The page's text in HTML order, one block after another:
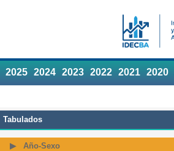
2025 2024 2023 2022 2021 2020
Tabulados
Año-Sexo